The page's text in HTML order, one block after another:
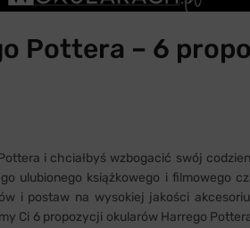
Pottera – 6
i chciałbyś wzbogacić swój
ulubionego książkowego i filmowego
i postaw na wysokiej jakości
Ci 6 propozycji okularów Harrego